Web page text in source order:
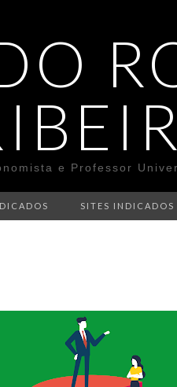
e Professor
SITES INDICADOS